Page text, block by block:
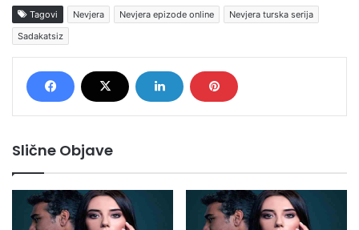
Tagovi Nevjera Nevjera epizode online
Nevjera turska serija
Sadakatsiz
Slične Objave